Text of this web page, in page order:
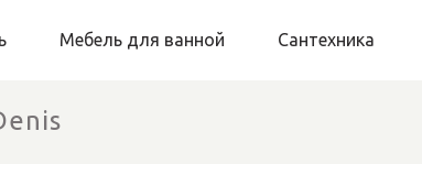
Мебель для ванной Сантехника